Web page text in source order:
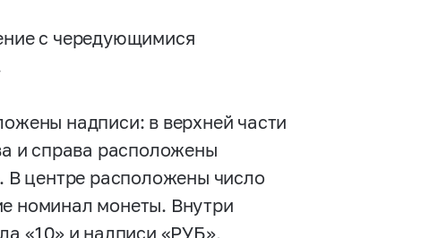
с чередующимися
надписи: в верхней части
и справа расположены
В центре расположены число
номинал монеты. Внутри
«10» и надписи «РУБ»,